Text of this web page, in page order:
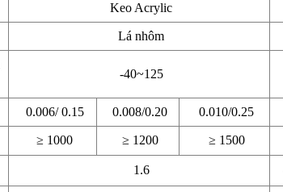
Keo Acrylic
Lá nhôm
-40~125
0.006/ 0.15 0.008/0.20 0.010/0.25
≥ 1000 ≥ 1200 ≥ 1500
1.6